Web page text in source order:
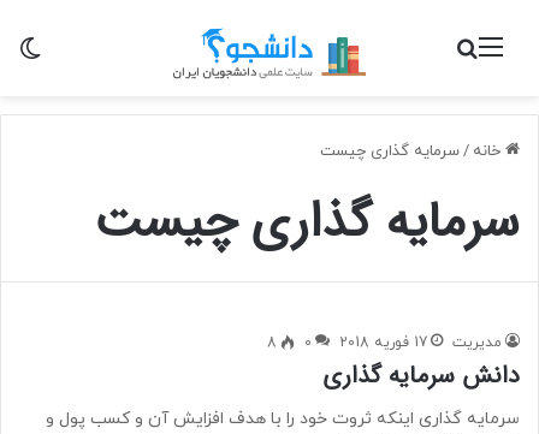
منو جستجو برای
خانه /سرمایه گذاری چیست
سرمایه گذاری چیست
مدیریت 17 فوریه 2018 0
8
دانش سرمایه گذاری
سرمایه گذاری اینکه ثروت خود را با هدف افزایش آن و کسب پول و